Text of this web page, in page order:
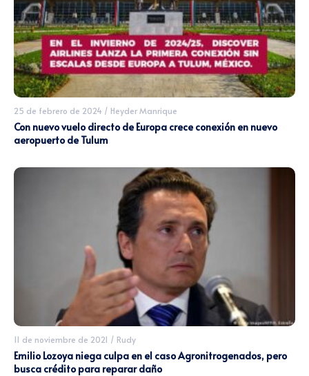
25 de febrero de 2024 / Heyder Manrique
Con nuevo vuelo directo de Europa crece conexión en nuevo
aeropuerto de Tulum
11 de noviembre de 2021 / Rudy
Emilio Lozoya niega culpa en el caso Agronitrogenados, pero
busca crédito para reparar daño